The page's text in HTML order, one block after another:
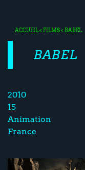
ACCUEIL< FILMS< BABEL
BABEL
2010
15
Animation
France